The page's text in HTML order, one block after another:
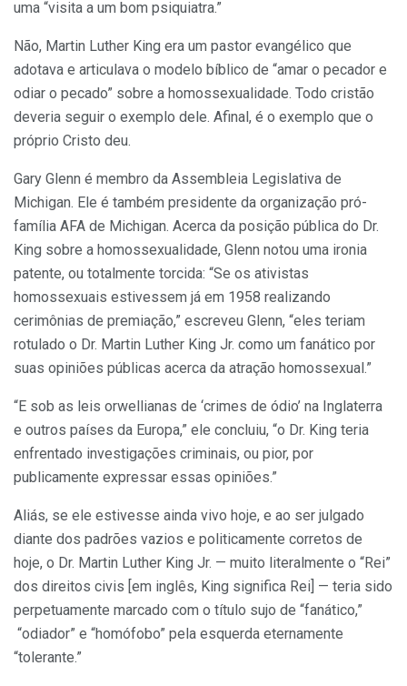
uma “visita a um bom psiquiatra.”
Não, Martin Luther King era um pastor evangélico que
adotava e articulava o modelo bíblico de “amar o pecador e
odiar o pecado” sobre a homossexualidade. Todo cristão
deveria seguir o exemplo dele. Afinal, é o exemplo que o
próprio Cristo deu.
Gary Glenn é membro da Assembleia Legislativa de
Michigan. Ele é também presidente da organização pró-
família AFA de Michigan. Acerca da posição pública do Dr.
King sobre a homossexualidade, Glenn notou uma ironia
patente, ou totalmente torcida: “Se os ativistas
homossexuais estivessem já em 1958 realizando
cerimônias de premiação,” escreveu Glenn, “eles teriam
rotulado o Dr. Martin Luther King Jr. como um fanático por
suas opiniões públicas acerca da atração homossexual.”
“E sob as leis orwellianas de ‘crimes de ódio’ na Inglaterra
e outros países da Europa,” ele concluiu, “o Dr. King teria
enfrentado investigações criminais, ou pior, por
publicamente expressar essas opiniões.”
Aliás, se ele estivesse ainda vivo hoje, e ao ser julgado
diante dos padrões vazios e politicamente corretos de
hoje, o Dr. Martin Luther King Jr. — muito literalmente o “Rei”
dos direitos civis [em inglês, King significa Rei] — teria sido
perpetuamente marcado com o título sujo de “fanático,”
“odiador” e “homófobo” pela esquerda eternamente
“tolerante.”